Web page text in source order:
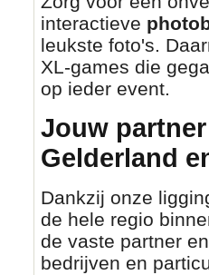
interactieve
leukste foto's.
XL-games die
op ieder event.
Jouw
Gelderland
Dankzij onze
de hele regio
de vaste partner
bedrijven en